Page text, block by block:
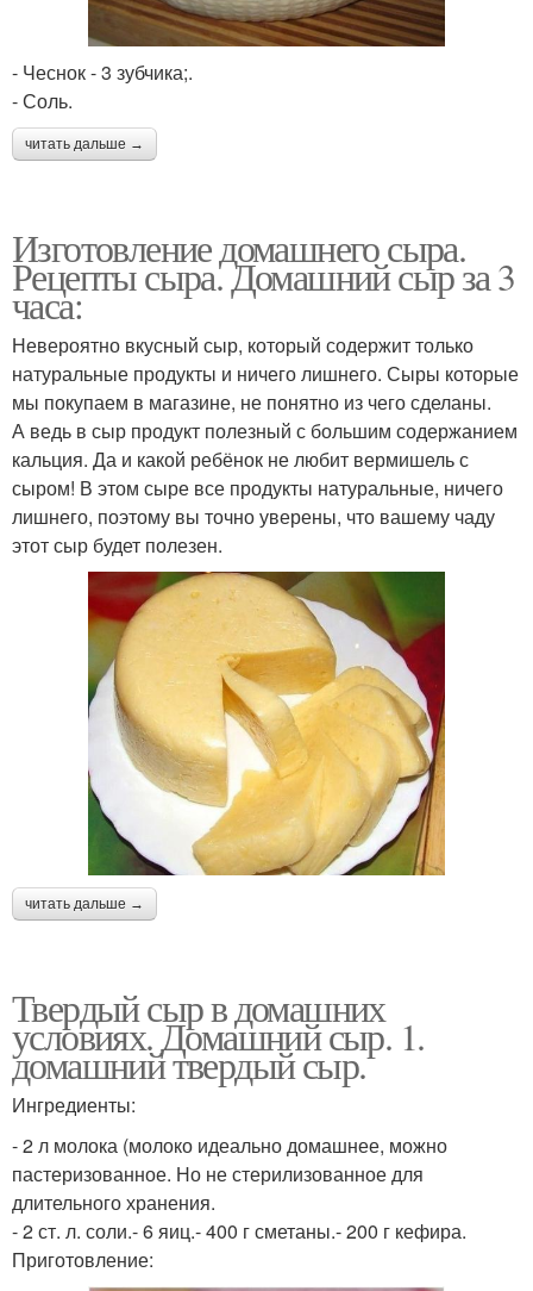
- Чеснок - 3 зубчика;.
- Соль.
читать дальше →
Изготовление домашнего сыра.
Рецепты сыра. Домашний сыр за 3
часа:
Невероятно вкусный сыр, который содержит только
натуральные продукты и ничего лишнего. Сыры которые
мы покупаем в магазине, не понятно из чего сделаны.
А ведь в сыр продукт полезный с большим содержанием
кальция. Да и какой ребёнок не любит вермишель с
сыром! В этом сыре все продукты натуральные, ничего
лишнего, поэтому вы точно уверены, что вашему чаду
этот сыр будет полезен.
читать дальше →
Твердый сыр в домашних
условиях. Домашний сыр. 1.
домашний твердый сыр.
Ингредиенты:
- 2 л молока (молоко идеально домашнее, можно
пастеризованное. Но не стерилизованное для
длительного хранения.
- 2 ст. л. соли.- 6 яиц.- 400 г сметаны.- 200 г кефира.
Приготовление: